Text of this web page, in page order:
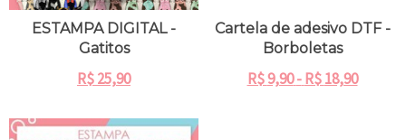
ESTAMPA DIGITAL -
Gatitos
R$25,90
Cartela de adesivo DTF -
Borboletas
R$9,90 - R$18,90